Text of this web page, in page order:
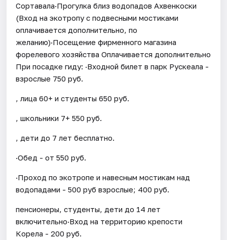
Сортавала·Прогулка близ водопадов Ахвенкоски
(Вход на экотропу с подвесными мостиками
оплачивается дополнительно, по
желанию)·Посещение фирменного магазина
форелевого хозяйства Оплачивается дополнительно
При посадке гиду: ·Входной билет в парк Рускеала -
взрослые 750 руб.
, лица 60+ и студенты 650 руб.
, школьники 7+ 550 руб.
, дети до 7 лет бесплатно.
·Обед - от 550 руб.
·Проход по экотропе и навесным мостикам над
водопадами - 500 руб взрослые; 400 руб.
пенсионеры, студенты, дети до 14 лет
включительно·Вход на территорию крепости
Корела - 200 руб.